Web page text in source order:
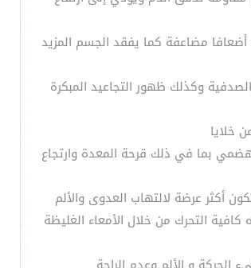
مضاعفة كما يفقد الجسم المزيد
وكذلك ظهور التجاعيد المبكرة
بما في ذلك قرحة المعدة وارتجاع
التحرك من خلال الأمعاء الغليظة